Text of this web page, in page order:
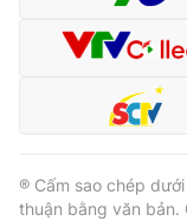
® Cấm sao chép
thuận bằng văn bản.